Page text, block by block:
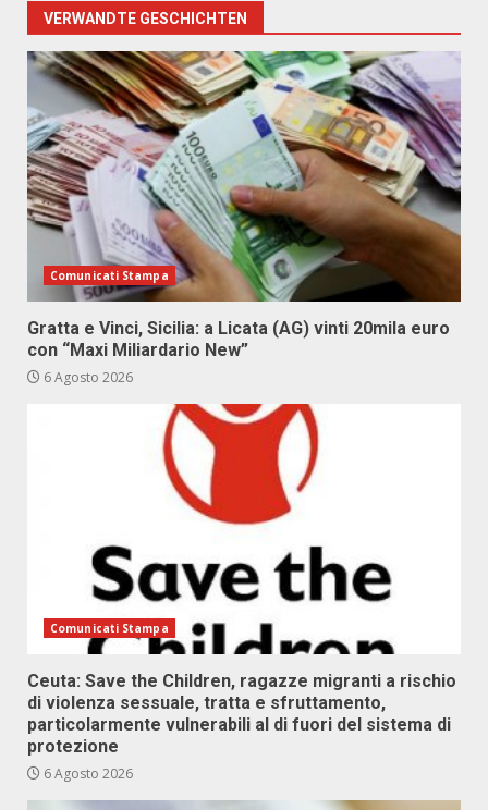
VERWANDTE GESCHICHTEN
Comunicati Stampa
Gratta e Vinci, Sicilia: a Licata (AG) vinti 20mila euro
con “Maxi Miliardario New”
6 Agosto 2026
Comunicati Stampa
Ceuta: Save the Children, ragazze migranti a rischio
di violenza sessuale, tratta e sfruttamento,
particolarmente vulnerabili al di fuori del sistema di
protezione
6 Agosto 2026